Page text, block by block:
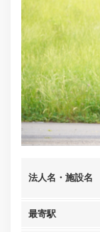
法人名・施設名
最寄駅